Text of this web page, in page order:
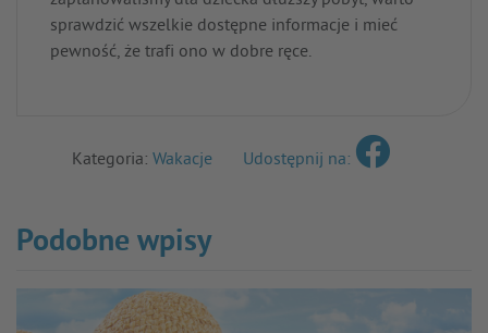
sprawdzić wszelkie dostępne informacje i mieć
pewność, że trafi ono w dobre ręce.
Kategoria: Wakacje Udostępnij na:
Podobne wpisy